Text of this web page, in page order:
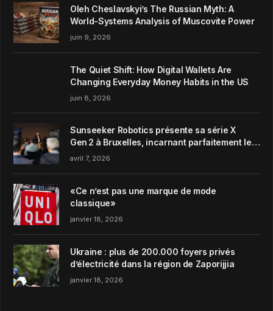
Oleh Cheslavskyi’s The Russian Myth: A
World-Systems Analysis of Muscovite Power
juin 9, 2026
The Quiet Shift: How Digital Wallets Are
Changing Everyday Money Habits in the US
juin 8, 2026
Sunseeker Robotics présente sa série X
Gen 2 à Bruxelles, incarnant parfaitement le
concept de Garden Harmony de la marque
avril 7, 2026
«Ce n’est pas une marque de mode
classique»
janvier 18, 2026
Ukraine : plus de 200.000 foyers privés
d’électricité dans la région de Zaporijjia
janvier 18, 2026